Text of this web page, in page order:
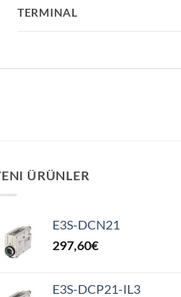
TERMINAL
ÜRÜNLER
E3S-DCN21
297,60€
E3S-DCP21-IL3